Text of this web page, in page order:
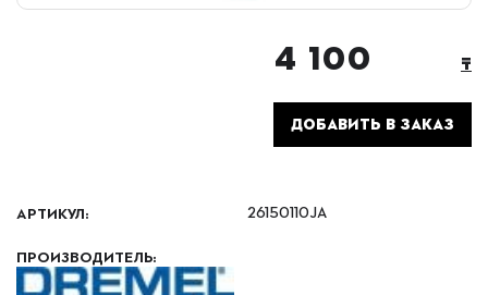
4 100 ₸
ДОБАВИТЬ В ЗАКАЗ
АРТИКУЛ: 26150110JA
ПРОИЗВОДИТЕЛЬ: